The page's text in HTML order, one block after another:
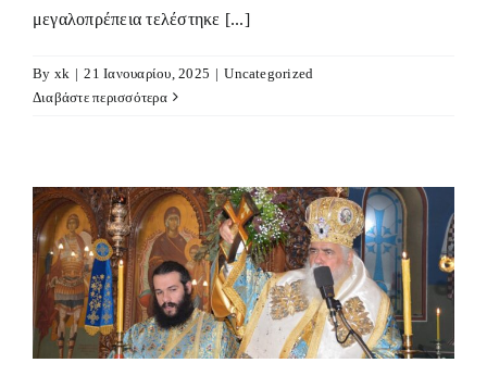
μεγαλοπρέπεια τελέστηκε [...]
By xk | 21 Ιανουαρίου, 2025 | Uncategorized
Διαβάστε περισσότερα